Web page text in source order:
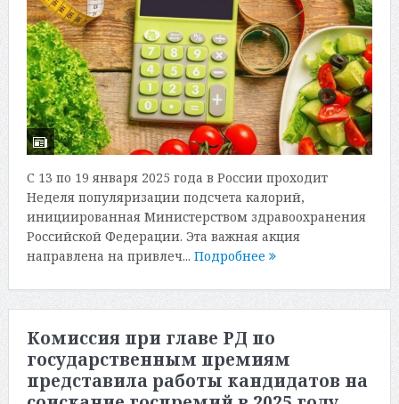
С 13 по 19 января 2025 года в России проходит
Неделя популяризации подсчета калорий,
инициированная Министерством здравоохранения
Российской Федерации. Эта важная акция
направлена на привлеч... Подробнее
Комиссия при главе РД по
государственным премиям
представила работы кандидатов на